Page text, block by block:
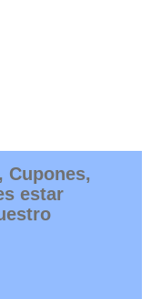
Cupones,
estar